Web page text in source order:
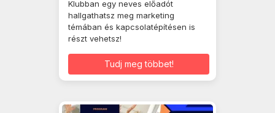
Klubban egy neves előadót
hallgathatsz meg marketing
témában és kapcsolatépítésen is
részt vehetsz!
Tudj meg többet!